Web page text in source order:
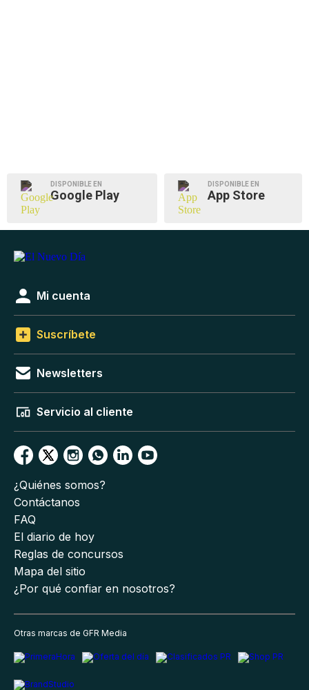
DISPONIBLE EN
Google Play
DISPONIBLE EN
App Store
Mi cuenta
Suscríbete
Newsletters
Servicio al cliente
¿Quiénes somos?
Contáctanos
FAQ
El diario de hoy
Reglas de concursos
Mapa del sitio
¿Por qué confiar en nosotros?
Otras marcas de GFR Media